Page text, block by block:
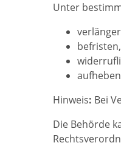
Unter
befristen,
Hinweis: Bei
Die Behörde